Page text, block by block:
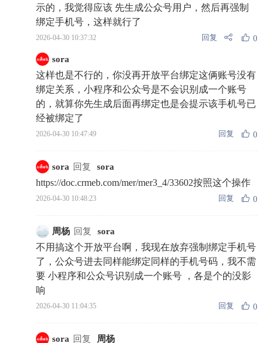
示的，我觉得应该 先生成公众号用户，然后再强制
绑定手机号，这样就行了
2026-04-30 10:37:32 回复 0
sora
这样也是不行的，你没再开放平台绑定这俩账号没有
绑定关系，小程序和公众号是不会识别成一个账号
的，就算你先生成后面再绑定也是会提示该手机号已
经被绑定了
2026-04-30 10:47:49 回复 0
sora 回复 sora
https://doc.crmeb.com/mer/mer3_4/33602按照这个操作
2026-04-30 10:48:23 回复 0
周杨 回复 sora
不用搞这个开放平台啊，我现在放弃强制绑定手机号
了，公众号进去同样能绑定同样的手机号码，我不需
要 小程序和公众号识别成一个账号 ，各是个的没影
响
2026-04-30 11:04:35 回复 0
sora 回复 周杨